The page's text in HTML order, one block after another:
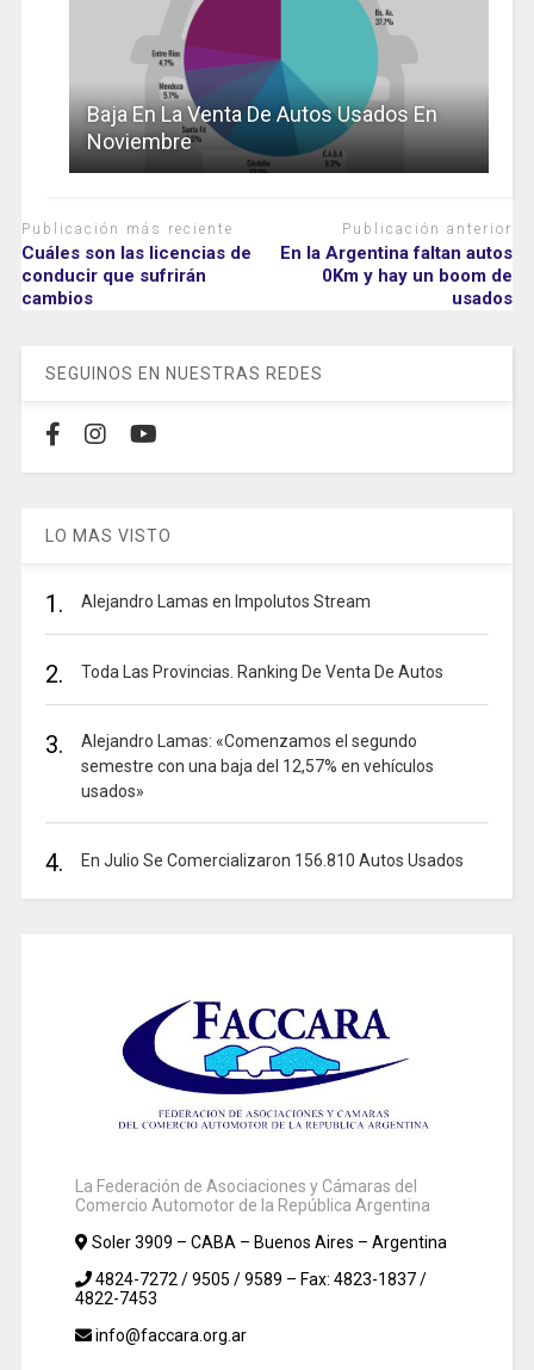
Baja En La Venta De Autos Usados En
Noviembre
Publicación más reciente
Cuáles son las licencias de
conducir que sufrirán
cambios
Publicación anterior
En la Argentina faltan autos
0Km y hay un boom de
usados
SEGUINOS EN NUESTRAS REDES
LO MAS VISTO
1. Alejandro Lamas en Impolutos Stream
2. Toda Las Provincias. Ranking De Venta De Autos
3.
Alejandro Lamas: «Comenzamos el segundo
semestre con una baja del 12,57% en vehículos
usados»
4. En Julio Se Comercializaron 156.810 Autos Usados
La Federación de Asociaciones y Cámaras del
Comercio Automotor de la República Argentina
Soler 3909 – CABA – Buenos Aires – Argentina
4824-7272 / 9505 / 9589 – Fax: 4823-1837 /
4822-7453
info@faccara.org.ar